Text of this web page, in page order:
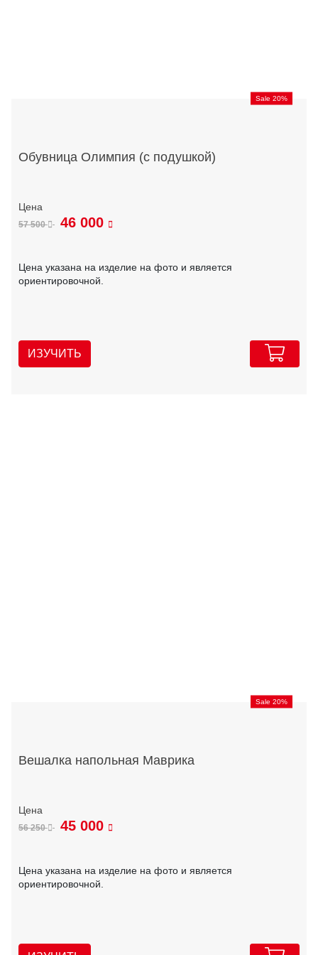
Sale 20%
Обувница Олимпия (с подушкой)
57 500 46 000
Цена указана на изделие на фото и является
ориентировочной.
ИЗУЧИТЬ
Sale 20%
Вешалка напольная Маврика
56 250 45 000
Цена указана на изделие на фото и является
ориентировочной.